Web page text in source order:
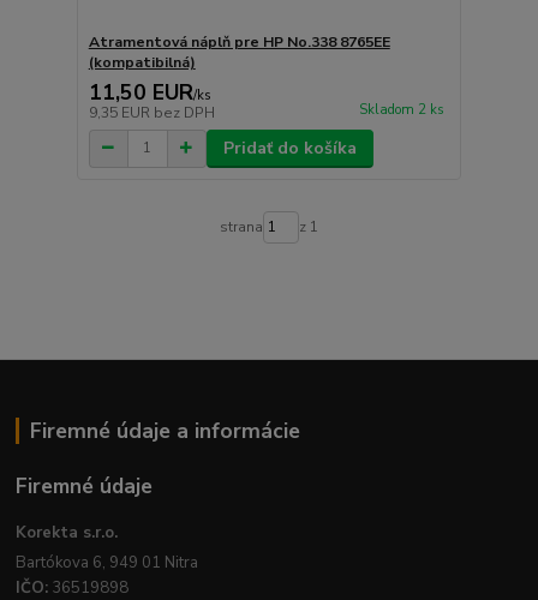
Atramentová náplň pre HP No.338 8765EE
(kompatibilná)
11,50 EUR/ks
9,35 EUR bez DPH Skladom 2 ks
Pridať do košíka
strana z 1
Firemné údaje a informácie
Firemné údaje
Korekta s.r.o.
Bartókova 6, 949 01 Nitra
IČO: 36519898